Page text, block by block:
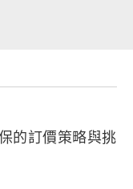
的訂價策略與挑